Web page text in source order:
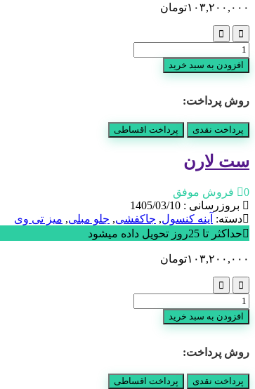
۱۰۳,۲۰۰,۰۰۰تومان
ست
لارن
عدد
افزودن به سبد خرید
روش پرداخت:
پرداخت نقدی پرداخت اقساطی
ست لارن
0 فروش موفق
بروزرسانی : 1405/03/10
دسته: آینه کنسول, جاکفشی, جلو مبلی, میز تی وی
حداکثر تا 25روز تحویل داده میشود
۱۰۳,۲۰۰,۰۰۰تومان
ست
لارن
عدد
افزودن به سبد خرید
روش پرداخت:
پرداخت نقدی پرداخت اقساطی